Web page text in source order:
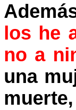
los he
no a
una